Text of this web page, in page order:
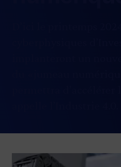
Image